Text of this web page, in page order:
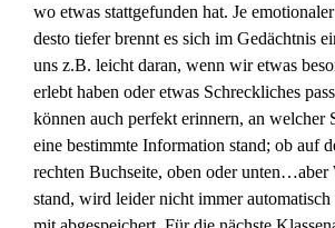
wo etwas stattgefunden hat. Je
desto tiefer brennt es sich im Gedächtnis
uns z.B. leicht daran, wenn wir etwas
erlebt haben oder etwas Schreckliches
können auch perfekt erinnern, an welcher
eine bestimmte Information stand; ob auf
rechten Buchseite, oben oder unten…aber
stand, wird leider nicht immer